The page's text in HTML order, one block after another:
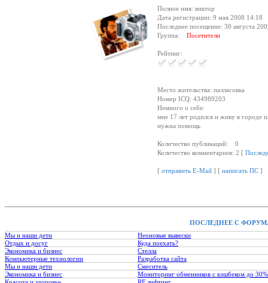
Полное имя: виктор
Дата регистрации: 9 мая 2008 14:18
Последнее посещение: 30 августа
Группа: Посетители
Рейтинг:
Место жительства: палласовка
Номер ICQ: 434989203
Немного о себе:
мне 17 лет родился и живу в городе
нужна помощь
Количество публикаций: 0
Количество комментариев: 2 [
[ отправить E-Mail ] [ написать ПС]
ПОСЛЕДНЕЕ С
Мы и наши дети
Неоновые вывески
Отдых и досуг
Куда поехать?
Экономика и бизнес
Стелла
Компьютерные технологии
Разработка сайта
Мы и наши дети
Смеситель
Экономика и бизнес
Мониторинг обменников с кэшбеком до 30%